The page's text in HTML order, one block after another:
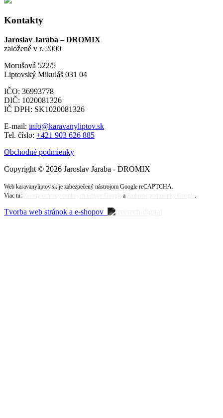
Kontakty
Jaroslav Jaraba – DROMIX
založené v r. 2000
Morušová 522/5
Liptovský Mikuláš 031 04
IČO: 36993778
DIČ: 1020081326
IČ DPH: SK1020081326
E-mail: info@karavanyliptov.sk
Tel. číslo: +421 903 626 885
Obchodné podmienky
Copyright © 2026 Jaroslav Jaraba - DROMIX
Web karavanyliptov.sk je zabezpečený nástrojom Google reCAPTCHA.
Viac tu:
a
Tvorba web stránok a e-shopov